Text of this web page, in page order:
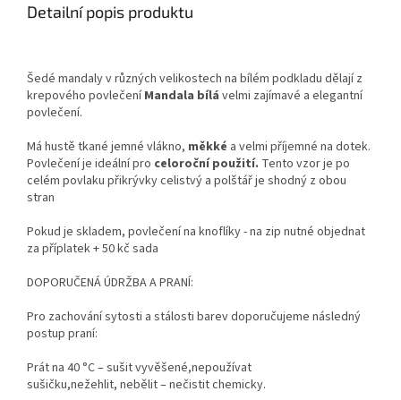
Detailní popis produktu
Šedé mandaly v různých velikostech na bílém podkladu dělají z
krepového povlečeníMandala bílá velmi zajímavé a elegantní
povlečení.
Má hustě tkané jemné vlákno, měkké a velmi příjemné na dotek.
Povlečení je ideální pro celoroční použití. Tento vzor je po
celém povlaku přikrývky celistvý a polštář je shodný z obou
stran
Pokud je skladem, povlečení na knoflíky - na zip nutné objednat
za příplatek + 50 kč sada
DOPORUČENÁ ÚDRŽBA A PRANÍ:
Pro zachování sytosti a stálosti barev doporučujeme následný
postup praní:
Prát na 40 °C – sušit vyvěšené,nepoužívat
sušičku,nežehlit, nebělit – nečistit chemicky.